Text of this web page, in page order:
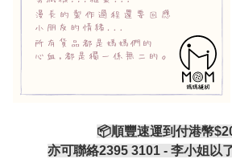
📦順豐速運到付港幣
亦可聯絡2395 3101 - 李小姐以